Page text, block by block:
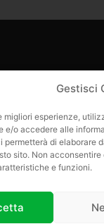
Gestisci
migliori esperienze,
e/o accedere alle
permetterà di elaborare
sito. Non
e funzioni.
loro?